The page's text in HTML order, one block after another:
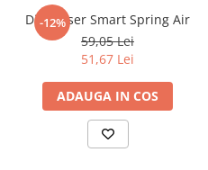
Pahare
Articole din Carton Kraft Natur +
Pahare
Sandwich
Articole din Carton Negru
-12%
Dispenser Smart Spring Air
59,05 Lei
51,67 Lei
ADAUGA IN COS